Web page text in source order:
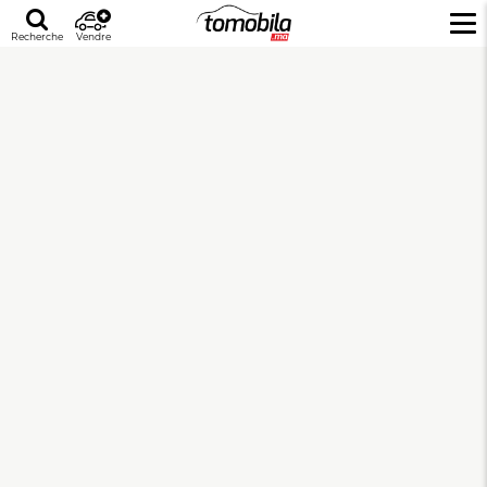
Recherche Vendre